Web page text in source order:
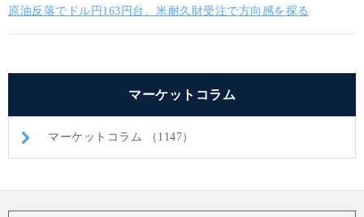
原油反落でドル円163円台、米耐久財受注で方向感を探る
マーケットコラム
マーケットコラム （1147）